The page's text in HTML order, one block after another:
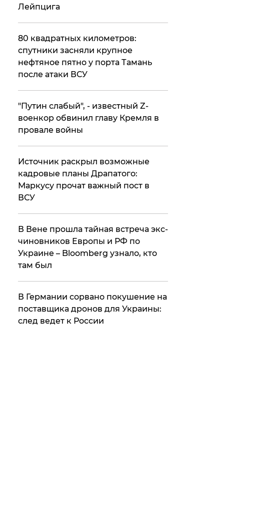
Лейпцига
80 квадратных километров:
спутники засняли крупное
нефтяное пятно у порта Тамань
после атаки ВСУ
​"Путин слабый", - известный Z-
военкор обвинил главу Кремля в
провале войны
​Источник раскрыл возможные
кадровые планы Драпатого:
Маркусу прочат важный пост в
ВСУ
В Вене прошла тайная встреча экс-
чиновников Европы и РФ по
Украине – Bloomberg узнало, кто
там был
​В Германии сорвано покушение на
поставщика дронов для Украины:
след ведет к России